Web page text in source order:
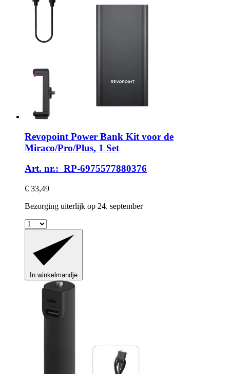
Revopoint Power Bank Kit voor de
Miraco/Pro/Plus, 1 Set
Art. nr.: RP-6975577880376
€ 33,49
Bezorging uiterlijk op 24. september
In winkelmandje